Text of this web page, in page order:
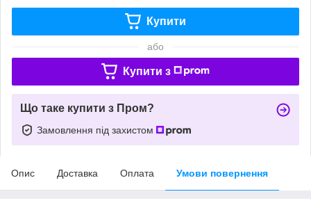
Купити
або
Купити з
Що таке купити з Пром?
Замовлення під захистом
Опис Доставка Оплата Умови повернення